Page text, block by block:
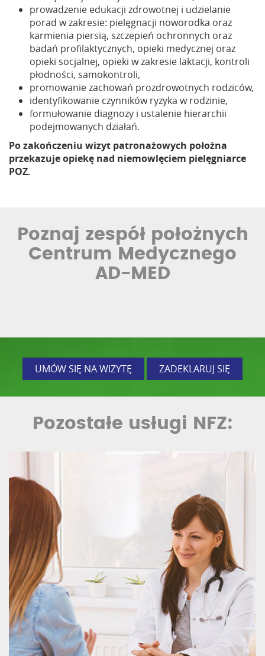
prowadzenie edukacji zdrowotnej i udzielanie
porad w zakresie: pielęgnacji noworodka oraz
karmienia piersią, szczepień ochronnych oraz
badań profilaktycznych, opieki medycznej oraz
opieki socjalnej, opieki w zakresie laktacji, kontroli
płodności, samokontroli,
promowanie zachowań prozdrowotnych rodziców,
identyfikowanie czynników ryzyka w rodzinie,
formułowanie diagnozy i ustalenie hierarchii
podejmowanych działań.
Po zakończeniu wizyt patronażowych położna
przekazuje opiekę nad niemowlęciem pielęgniarce
POZ.
Poznaj zespół położnych
Centrum Medycznego
AD-MED
UMÓW SIĘ NA WIZYTĘ ZADEKLARUJ SIĘ
Pozostałe usługi NFZ: